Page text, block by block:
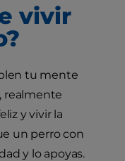
vivir
tu mente
realmente
y vivir la
un perro con
y lo apoyas.